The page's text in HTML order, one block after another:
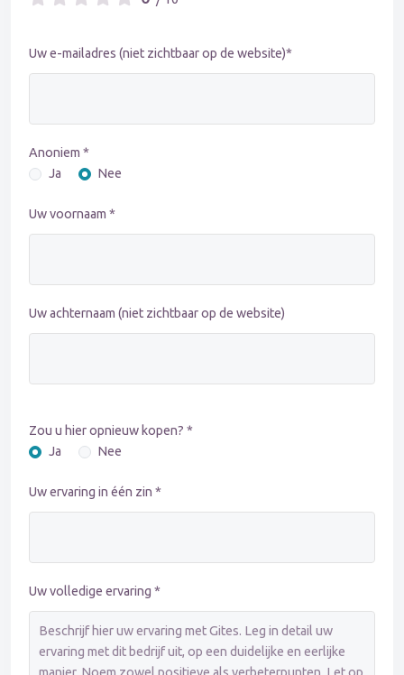
Uw e-mailadres (niet zichtbaar op de website)*
Anoniem *
Ja
Nee
Uw voornaam *
Uw achternaam (niet zichtbaar op de website)
Zou u hier opnieuw kopen? *
Ja
Nee
Uw ervaring in één zin *
Uw volledige ervaring *